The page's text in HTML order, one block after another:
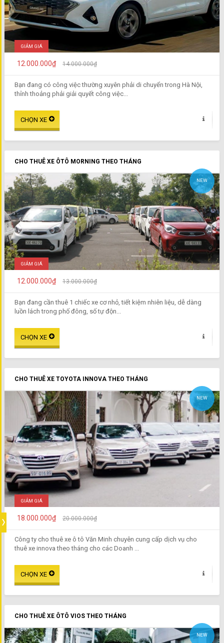
GIẢM GIÁ
12.000.000₫ 14.000.000₫
Bạn đang có công việc thường xuyên phải di chuyển trong Hà Nội,
thỉnh thoảng phải giải quyết công việc...
CHO THUÊ XE ÔTÔ MORNING THEO THÁNG
NEW
GIẢM GIÁ
12.000.000₫ 13.000.000₫
Bạn đang cần thuê 1 chiếc xe cơ nhỏ, tiết kiệm nhiên liệu, dễ dàng
luồn lách trong phố đông, số tự độn...
CHO THUÊ XE TOYOTA INNOVA THEO THÁNG
NEW
GIẢM GIÁ
18.000.000₫ 20.000.000₫
Công ty cho thuê xe ô tô Văn Minh chuyên cung cấp dịch vụ cho
thuê xe innova theo tháng cho các Doanh ...
CHO THUÊ XE ÔTÔ VIOS THEO THÁNG
NEW